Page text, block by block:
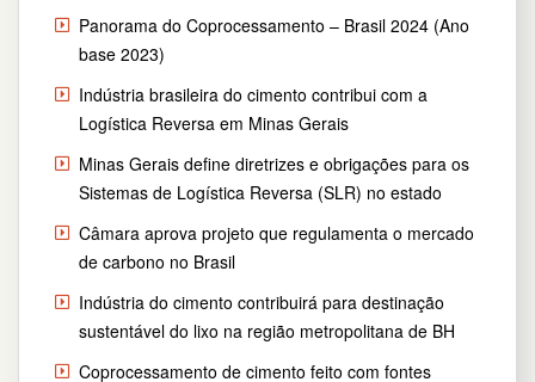
Panorama do Coprocessamento – Brasil 2024 (Ano
base 2023)
Indústria brasileira do cimento contribui com a
Logística Reversa em Minas Gerais
Minas Gerais define diretrizes e obrigações para os
Sistemas de Logística Reversa (SLR) no estado
Câmara aprova projeto que regulamenta o mercado
de carbono no Brasil
Indústria do cimento contribuirá para destinação
sustentável do lixo na região metropolitana de BH
Coprocessamento de cimento feito com fontes